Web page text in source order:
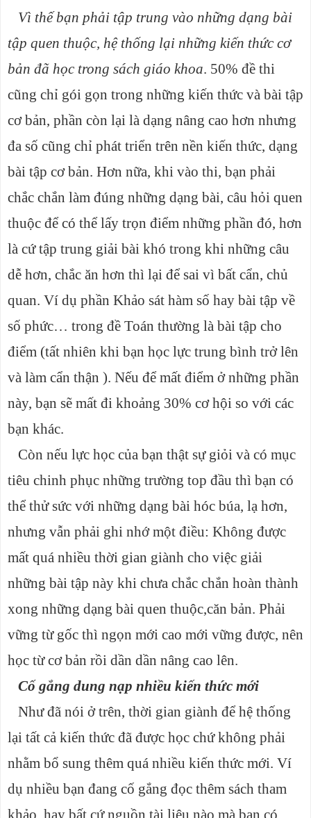
Vì thế bạn phải tập trung vào những dạng bài
tập quen thuộc, hệ thống lại những kiến thức cơ
bản đã học trong sách giáo khoa. 50% đề thi
cũng chỉ gói gọn trong những kiến thức và bài tập
cơ bản, phần còn lại là dạng nâng cao hơn nhưng
đa số cũng chỉ phát triển trên nền kiến thức, dạng
bài tập cơ bản. Hơn nữa, khi vào thi, bạn phải
chắc chắn làm đúng những dạng bài, câu hỏi quen
thuộc để có thể lấy trọn điểm những phần đó, hơn
là cứ tập trung giải bài khó trong khi những câu
dễ hơn, chắc ăn hơn thì lại để sai vì bất cẩn, chủ
quan. Ví dụ phần Khảo sát hàm số hay bài tập về
số phức… trong đề Toán thường là bài tập cho
điểm (tất nhiên khi bạn học lực trung bình trở lên
và làm cẩn thận ). Nếu để mất điểm ở những phần
này, bạn sẽ mất đi khoảng 30% cơ hội so với các
bạn khác.
Còn nếu lực học của bạn thật sự giỏi và có mục
tiêu chinh phục những trường top đầu thì bạn có
thể thử sức với những dạng bài hóc búa, lạ hơn,
nhưng vẫn phải ghi nhớ một điều: Không được
mất quá nhiều thời gian giành cho việc giải
những bài tập này khi chưa chắc chắn hoàn thành
xong những dạng bài quen thuộc,căn bản. Phải
vững từ gốc thì ngọn mới cao mới vững được, nên
học từ cơ bản rồi dần dần nâng cao lên.
Cố gắng dung nạp nhiều kiến thức mới
Như đã nói ở trên, thời gian giành để hệ thống
lại tất cả kiến thức đã được học chứ không phải
nhằm bổ sung thêm quá nhiều kiến thức mới. Ví
dụ nhiều bạn đang cố gắng đọc thêm sách tham
khảo, hay bất cứ nguồn tài liệu nào mà bạn có